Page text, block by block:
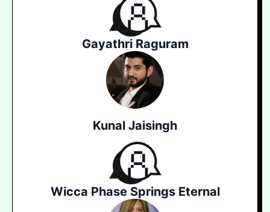
Gayathri Raguram
Kunal Jaisingh
Wicca Phase Springs Eternal